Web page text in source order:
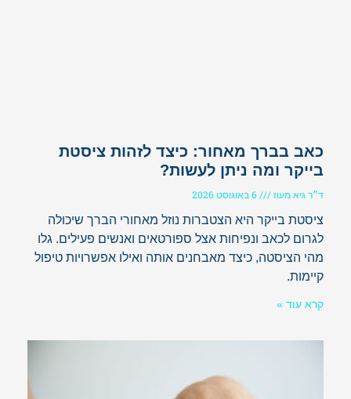
כאב בברך מאחור: כיצד לזהות ציסטת
בייקר ומה ניתן לעשות?
ד״ר גיא מעוז
ציסטת בייקר היא הצטברות נוזל מאחורי הברך שיכולה
לגרום לכאב ונפיחות אצל ספורטאים ואנשים פעילים. גלו
מהי הציסטה, כיצד מאבחנים אותה ואילו אפשרויות טיפול
קיימות.
קרא עוד »